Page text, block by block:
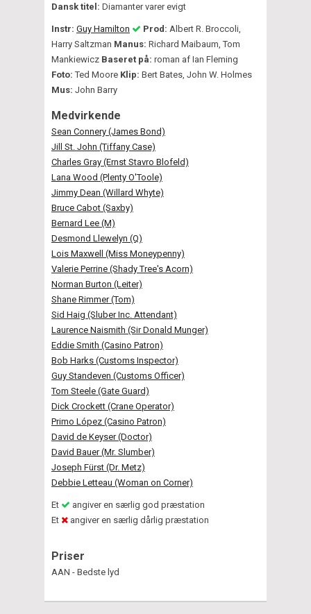
Dansk titel: Diamanter varer evigt
Instr: Guy Hamilton Prod: Albert R. Broccoli,
Harry Saltzman Manus: Richard Maibaum, Tom
Mankiewicz Baseret på: roman af Ian Fleming
Foto: Ted Moore Klip: Bert Bates, John W. Holmes
Mus: John Barry
Medvirkende
Sean Connery (James Bond)
Jill St. John (Tiffany Case)
Charles Gray (Ernst Stavro Blofeld)
Lana Wood (Plenty O'Toole)
Jimmy Dean (Willard Whyte)
Bruce Cabot (Saxby)
Bernard Lee (M)
Desmond Llewelyn (Q)
Lois Maxwell (Miss Moneypenny)
Valerie Perrine (Shady Tree's Acorn)
Norman Burton (Leiter)
Shane Rimmer (Tom)
Sid Haig (Sluber Inc. Attendant)
Laurence Naismith (Sir Donald Munger)
Eddie Smith (Casino Patron)
Bob Harks (Customs Inspector)
Guy Standeven (Customs Officer)
Tom Steele (Gate Guard)
Dick Crockett (Crane Operator)
Primo López (Casino Patron)
David de Keyser (Doctor)
David Bauer (Mr. Slumber)
Joseph Fürst (Dr. Metz)
Debbie Letteau (Woman on Corner)
Et
angiver en særlig god præstation
Et
angiver en særlig dårlig præstation
Priser
AAN - Bedste lyd